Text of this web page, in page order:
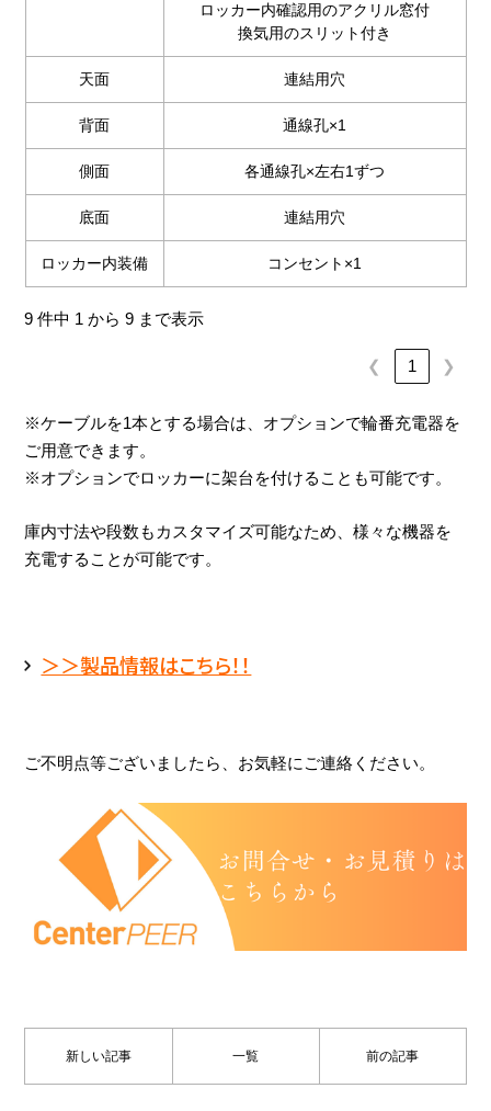
ロッカー内確認用のアクリル窓付
換気用のスリット付き
天面 連結用穴
背面 通線孔×1
側面 各通線孔×左右1ずつ
底面 連結用穴
ロッカー内装備 コンセント×1
9 件中 1 から 9 まで表示
❮ 1 ❯
※ケーブルを1本とする場合は、オプションで輪番充電器を
ご用意できます。
※オプションでロッカーに架台を付けることも可能です。
庫内寸法や段数もカスタマイズ可能なため、様々な機器を
充電することが可能です。
＞＞製品情報はこちら！！
ご不明点等ございましたら、お気軽にご連絡ください。
新しい記事 一覧 前の記事